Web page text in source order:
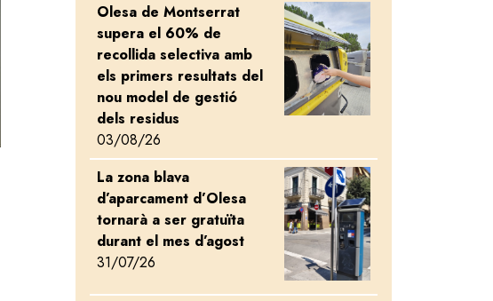
Olesa de Montserrat
supera el 60% de
recollida selectiva amb
els primers resultats del
nou model de gestió
dels residus
03/08/26
Image
La zona blava
d’aparcament d’Olesa
tornarà a ser gratuïta
durant el mes d’agost
31/07/26
Image